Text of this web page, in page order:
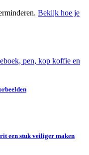
Bekijk hoe je
een stuk veiliger maken